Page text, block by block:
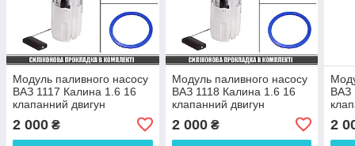
Модуль паливного насосу
ВАЗ 1117 Калина 1.6 16
клапанний двигун
2 000 ₴
Модуль паливного насосу
ВАЗ 1118 Калина 1.6 16
клапанний двигун
2 000₴
ВАЗ
2